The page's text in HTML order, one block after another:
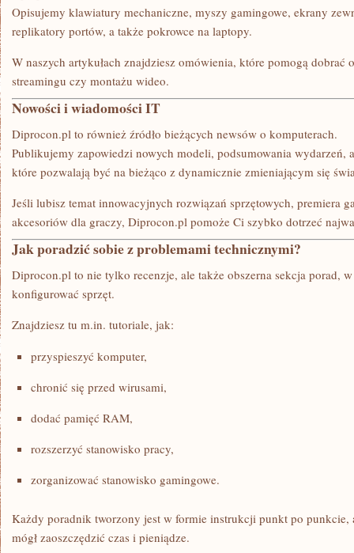
Opisujemy klawiatury mechaniczne, myszy gamingowe, ekrany
replikatory portów, a także pokrowce na laptopy.
W naszych artykułach znajdziesz omówienia, które pomogą dobrać
streamingu czy montażu wideo.
Nowości i wiadomości IT
Diprocon.pl to również źródło bieżących newsów o komputerach.
Publikujemy zapowiedzi nowych modeli, podsumowania wydarzeń,
które pozwalają być na bieżąco z dynamicznie zmieniającym się
Jeśli lubisz temat innowacyjnych rozwiązań sprzętowych, premiera
akcesoriów dla graczy, Diprocon.pl pomoże Ci szybko dotrzeć
Jak poradzić sobie z problemami technicznymi?
Diprocon.pl to nie tylko recenzje, ale także obszerna sekcja porad,
konfigurować sprzęt.
Znajdziesz tu m.in. tutoriale, jak:
przyspieszyć komputer,
chronić się przed wirusami,
dodać pamięć RAM,
rozszerzyć stanowisko pracy,
zorganizować stanowisko gamingowe.
Każdy poradnik tworzony jest w formie instrukcji punkt po punkcie,
mógł zaoszczędzić czas i pieniądze.